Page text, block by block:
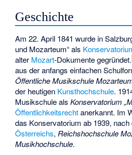
Geschichte
Am 22. April 1841 wurde in
und Mozarteum“ als
alter Mozart-Dokumente gegründet.
aus der anfangs einfachen
Öffentliche Musikschule
der heutigen Kunsthochschule.
Musikschule alsKonservatorium
Öffentlichkeitsrechtanerkannt. Im
das Konservatorium ab 1939,
Österreichs, Reichshochschule
Musikhochschule.